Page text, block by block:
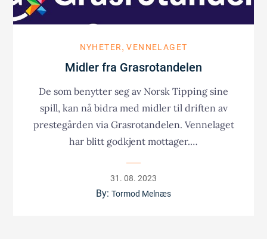
NYHETER VENNELAGET
Midler fra Grasrotandelen
De som benytter seg av Norsk Tipping sine
spill, kan nå bidra med midler til driften av
prestegården via Grasrotandelen. Vennelaget
har blitt godkjent mottager.…
Posted
on
31. 08. 2023
By: Tormod Melnæs